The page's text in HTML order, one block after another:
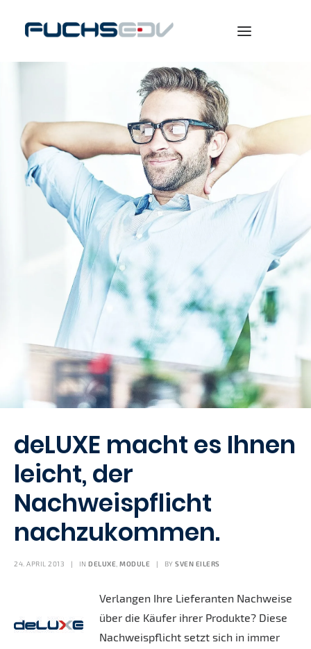
ONLINESHOP
BERATUNG
NEWS
UNTERNEHMEN
KARRIERE
SEARCH
deLUXE macht es Ihnen
leicht, der
Nachweispflicht
nachzukommen.
24. APRIL 2013 | IN DELUXE MODULE | BY SVEN EILERS
Verlangen Ihre Lieferanten Nachweise
über die Käufer ihrer Produkte? Diese
Nachweispflicht setzt sich in immer